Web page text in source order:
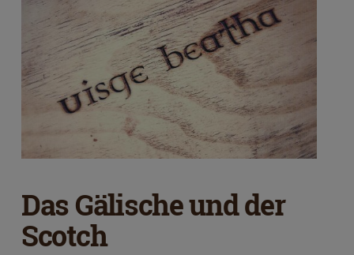
Das Gälische und der
Scotch